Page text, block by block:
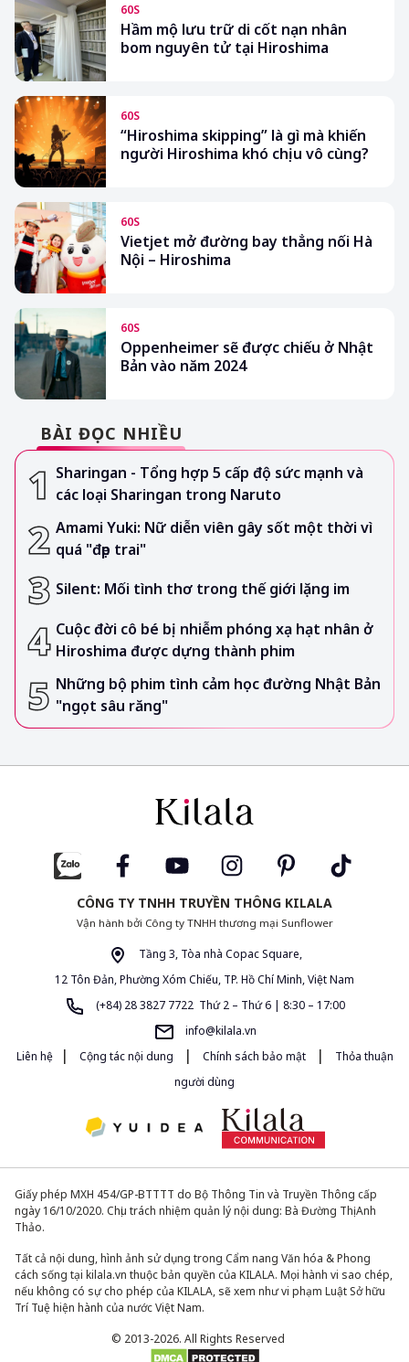
60S
Hầm mộ lưu trữ di cốt nạn nhân
bom nguyên tử tại Hiroshima
60S
“Hiroshima skipping” là gì mà khiến
người Hiroshima khó chịu vô cùng?
60S
Vietjet mở đường bay thẳng nối Hà
Nội – Hiroshima
60S
Oppenheimer sẽ được chiếu ở Nhật
Bản vào năm 2024
BÀI ĐỌC NHIỀU
Sharingan - Tổng hợp 5 cấp độ sức mạnh và
các loại Sharingan trong Naruto
Amami Yuki: Nữ diễn viên gây sốt một thời vì
quá "đẹp trai"
Silent: Mối tình thơ trong thế giới lặng im
Cuộc đời cô bé bị nhiễm phóng xạ hạt nhân ở
Hiroshima được dựng thành phim
Những bộ phim tình cảm học đường Nhật Bản
"ngọt sâu răng"
CÔNG TY TNHH TRUYỀN THÔNG KILALA
Vận hành bởi Công ty TNHH thương mại Sunflower
Tầng 3, Tòa nhà Copac Square,
12 Tôn Đản, Phường Xóm Chiếu, TP. Hồ Chí Minh, Việt Nam
(+84) 28 3827 7722 Thứ 2 – Thứ 6 | 8:30 – 17:00
info@kilala.vn
Liên hệ
| Cộng tác nội dung | Chính sách bảo mật |
Thỏa thuận
người dùng
Giấy phép MXH 454/GP-BTTTT do Bộ Thông Tin và Truyền Thông cấp
ngày 16/10/2020. Chịu trách nhiệm quản lý nội dung: Bà Đường Thị Anh
Thảo.
Tất cả nội dung, hình ảnh sử dụng trong Cẩm nang Văn hóa & Phong
cách sống tại kilala.vn thuộc bản quyền của KILALA. Mọi hành vi sao chép,
nếu không có sự cho phép của KILALA, sẽ xem như vi phạm Luật Sở hữu
Trí Tuệ hiện hành của nước Việt Nam.
© 2013-2026. All Rights Reserved